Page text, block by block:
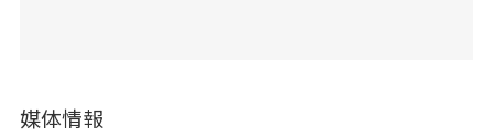
媒体情報